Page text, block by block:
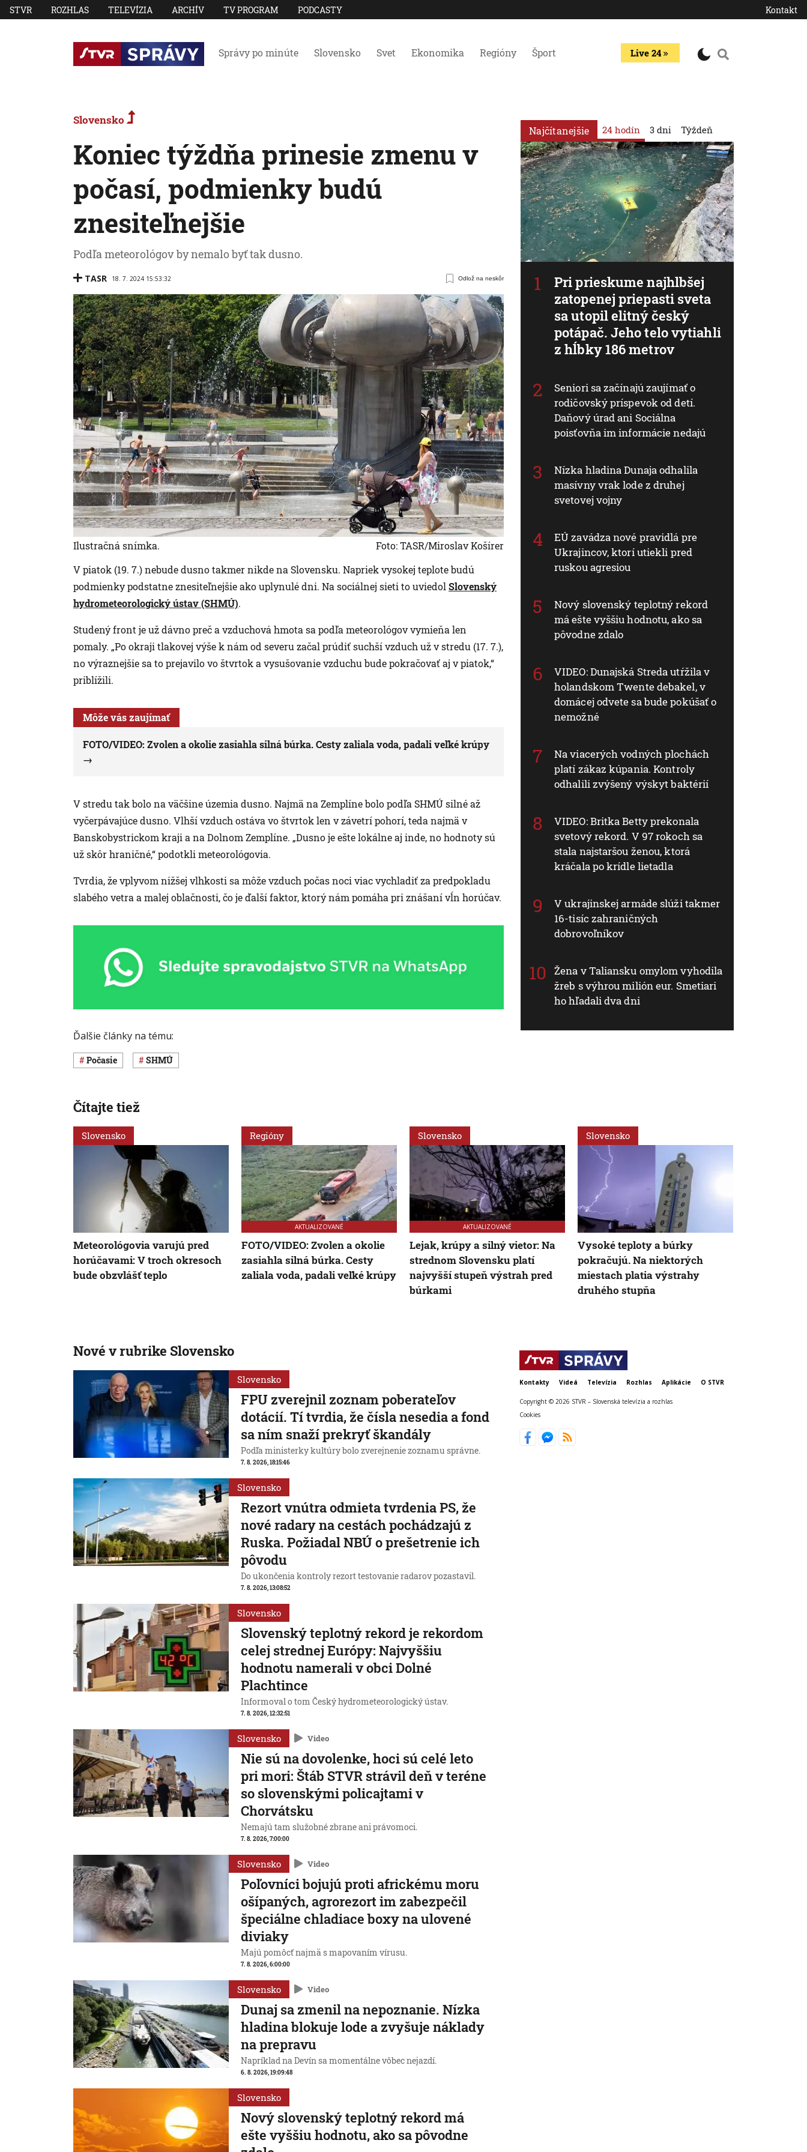
STVR ROZHLAS TELEVÍZIA ARCHÍV TV PROGRAM PODCASTY Kontakt
Správy po minúte Slovensko Svet Ekonomika Regióny Šport Live 24
Slovensko
Koniec týždňa prinesie zmenu v
počasí, podmienky budú
znesiteľnejšie
Podľa meteorológov by nemalo byť tak dusno.
TASR 18. 7. 2024 15:53:32 Odlož na neskôr
Ilustračná snímka.
Foto: TASR/Miroslav Košírer
V piatok (19. 7.) nebude dusno takmer nikde na Slovensku. Napriek vysokej teplote budú
podmienky podstatne znesiteľnejšie ako uplynulé dni. Na sociálnej sieti to uviedol Slovenský
hydrometeorologický ústav (SHMÚ).
Studený front je už dávno preč a vzduchová hmota sa podľa meteorológov vymieňa len
pomaly. „Po okraji tlakovej výše k nám od severu začal prúdiť suchší vzduch už v stredu (17. 7.),
no výraznejšie sa to prejavilo vo štvrtok a vysušovanie vzduchu bude pokračovať aj v piatok,“
priblížili.
Môže vás zaujímať
FOTO/VIDEO: Zvolen a okolie zasiahla silná búrka. Cesty zaliala voda, padali veľké krúpy
V stredu tak bolo na väčšine územia dusno. Najmä na Zemplíne bolo podľa SHMÚ silné až
vyčerpávajúce dusno. Vlhší vzduch ostáva vo štvrtok len v závetrí pohorí, teda najmä v
Banskobystrickom kraji a na Dolnom Zemplíne. „Dusno je ešte lokálne aj inde, no hodnoty sú
už skôr hraničné,“ podotkli meteorológovia.
Tvrdia, že vplyvom nižšej vlhkosti sa môže vzduch počas noci viac vychladiť za predpokladu
slabého vetra a malej oblačnosti, čo je ďalší faktor, ktorý nám pomáha pri znášaní vĺn horúčav.
Ďalšie články na tému:
Počasie SHMÚ
Najčítanejšie 24 hodín
Pri prieskume najhlbšej
zatopenej priepasti sveta
sa utopil elitný český
potápač. Jeho telo vytiahli
z hĺbky 186 metrov
Seniori sa začínajú zaujímať o
rodičovský príspevok od detí.
Daňový úrad ani Sociálna
poisťovňa im informácie nedajú
Nízka hladina Dunaja odhalila
masívny vrak lode z druhej
svetovej vojny
EÚ zavádza nové pravidlá pre
Ukrajincov, ktorí utiekli pred
ruskou agresiou
Nový slovenský teplotný rekord
má ešte vyššiu hodnotu, ako sa
pôvodne zdalo
VIDEO: Dunajská Streda utŕžila v
holandskom Twente debakel, v
domácej odvete sa bude pokúšať o
nemožné
Na viacerých vodných plochách
platí zákaz kúpania. Kontroly
odhalili zvýšený výskyt baktérií
VIDEO: Britka Betty prekonala
svetový rekord. V 97 rokoch sa
stala najstaršou ženou, ktorá
kráčala po krídle lietadla
V ukrajinskej armáde slúži takmer
16-tisíc zahraničných
dobrovoľníkov
Žena v Taliansku omylom vyhodila
žreb s výhrou milión eur. Smetiari
ho hľadali dva dni
3 dni Týždeň
Čítajte tiež
Slovensko
Meteorológovia varujú pred
horúčavami: V troch okresoch
bude obzvlášť teplo
Regióny
AKTUALIZOVANÉ
FOTO/VIDEO: Zvolen a okolie
zasiahla silná búrka. Cesty
zaliala voda, padali veľké krúpy
Slovensko
AKTUALIZOVANÉ
Lejak, krúpy a silný vietor: Na
strednom Slovensku platí
najvyšší stupeň výstrah pred
búrkami
Slovensko
Vysoké teploty a búrky
pokračujú. Na niektorých
miestach platia výstrahy
druhého stupňa
Nové v rubrike Slovensko
Slovensko
FPU zverejnil zoznam poberateľov
dotácií. Tí tvrdia, že čísla nesedia a fond
sa ním snaží prekryť škandály
Podľa ministerky kultúry bolo zverejnenie zoznamu správne.
7. 8. 2026, 18:15:46
Slovensko
Rezort vnútra odmieta tvrdenia PS, že
nové radary na cestách pochádzajú z
Ruska. Požiadal NBÚ o prešetrenie ich
pôvodu
Do ukončenia kontroly rezort testovanie radarov pozastavil.
7. 8. 2026, 13:08:52
Slovensko
Slovenský teplotný rekord je rekordom
celej strednej Európy: Najvyššiu
hodnotu namerali v obci Dolné
Plachtince
Informoval o tom Český hydrometeorologický ústav.
7. 8. 2026, 12:32:51
Slovensko Video
Nie sú na dovolenke, hoci sú celé leto
pri mori: Štáb STVR strávil deň v teréne
so slovenskými policajtami v
Chorvátsku
Nemajú tam služobné zbrane ani právomoci.
7. 8. 2026, 7:00:00
Slovensko Video
Poľovníci bojujú proti africkému moru
ošípaných, agrorezort im zabezpečil
špeciálne chladiace boxy na ulovené
diviaky
Majú pomôcť najmä s mapovaním vírusu.
7. 8. 2026, 6:00:00
Slovensko Video
Dunaj sa zmenil na nepoznanie. Nízka
hladina blokuje lode a zvyšuje náklady
na prepravu
Napríklad na Devín sa momentálne vôbec nejazdí.
6. 8. 2026, 19:09:48
Slovensko
Nový slovenský teplotný rekord má
ešte vyššiu hodnotu, ako sa pôvodne
Kontakty Videá Televízia Rozhlas Aplikácie O STVR
Copyright © 2026 STVR – Slovenská televízia a rozhlas
Cookies